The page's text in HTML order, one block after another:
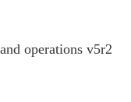
operations v5r2